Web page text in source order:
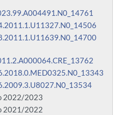
2022/2023
2021/2022